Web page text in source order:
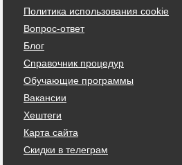
Политика использования cookie
Вопрос-ответ
Блог
Справочник процедур
Обучающие программы
Вакансии
Хештеги
Карта сайта
Скидки в телеграм